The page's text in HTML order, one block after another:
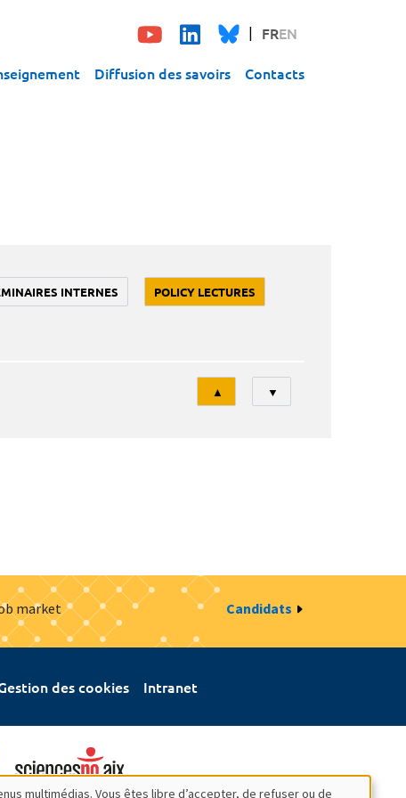
FREN
Diffusion des savoirs Contacts
INTERNES POLICY LECTURES
Tri
▲ ▼
market Candidats
des cookies Intranet
multimédias. Vous êtes libre d’accepter, de refuser ou de